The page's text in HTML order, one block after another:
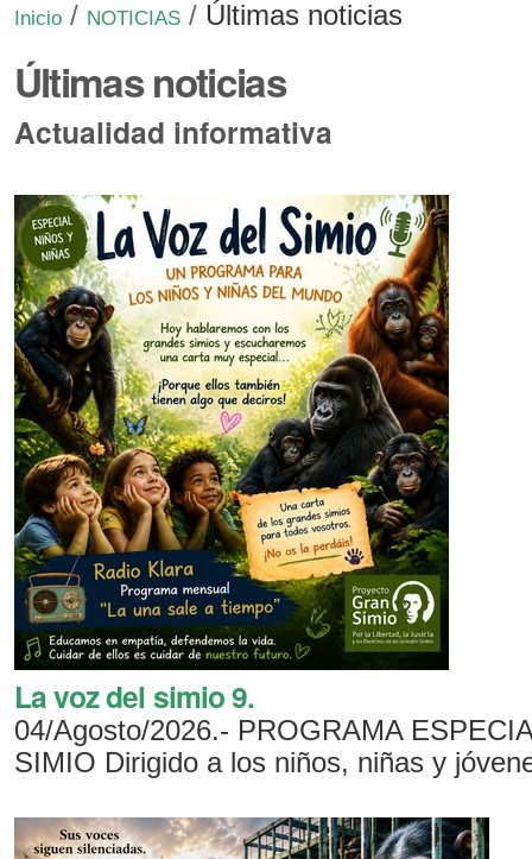
Inicio / NOTICIAS / Últimas noticias
Últimas noticias
Actualidad informativa
La voz del simio 9.
04/Agosto/2026.- PROGRAMA
SIMIO Dirigido a los niños, niñas y